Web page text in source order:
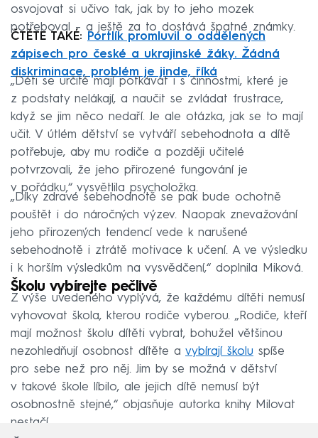
osvojovat si učivo tak, jak by to jeho mozek
potřeboval – a ještě za to dostává špatné známky.
ČTĚTE TAKÉ:
Portlík promluvil o oddělených
zápisech pro české a ukrajinské žáky. Žádná
diskriminace, problém je jinde, říká
„Děti se určitě mají potkávat i s činnostmi, které je
z podstaty nelákají, a naučit se zvládat frustrace,
když se jim něco nedaří. Je ale otázka, jak se to mají
učit. V útlém dětství se vytváří sebehodnota a dítě
potřebuje, aby mu rodiče a později učitelé
potvrzovali, že jeho přirozené fungování je
v pořádku,“ vysvětlila psycholožka.
„Díky zdravé sebehodnotě se pak bude ochotně
pouštět i do náročných výzev. Naopak znevažování
jeho přirozených tendencí vede k narušené
sebehodnotě i ztrátě motivace k učení. A ve výsledku
i k horším výsledkům na vysvědčení,“ doplnila Miková.
Školu vybírejte pečlivě
Z výše uvedeného vyplývá, že každému dítěti nemusí
vyhovovat škola, kterou rodiče vyberou. „Rodiče, kteří
mají možnost školu dítěti vybrat, bohužel většinou
nezohledňují osobnost dítěte a vybírají školu spíše
pro sebe než pro něj. Jim by se možná v dětství
v takové škole líbilo, ale jejich dítě nemusí být
osobnostně stejné,“ objasňuje autorka knihy Milovat
nestačí.